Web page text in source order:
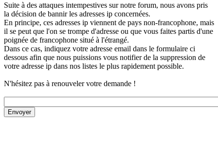
Suite à des attaques intempestives sur notre forum, nous avons pris
la décision de bannir les adresses ip concernées.
En principe, ces adresses ip viennent de pays non-francophone, mais
il se peut que l'on se trompe d'adresse ou que vous faites partis d'une
poignée de francophone situé à l'étrangé.
Dans ce cas, indiquez votre adresse email dans le formulaire ci
dessous afin que nous puissions vous notifier de la suppression de
votre adresse ip dans nos listes le plus rapidement possible.
N'hésitez pas à renouveler votre demande !